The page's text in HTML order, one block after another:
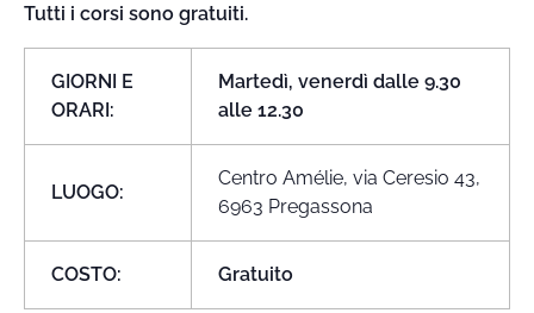
Tutti i corsi sono gratuiti.
GIORNI E
ORARI:
Martedì, venerdì dalle 9.30
alle 12.30
LUOGO:
Centro Amélie, via Ceresio 43,
6963 Pregassona
COSTO: Gratuito